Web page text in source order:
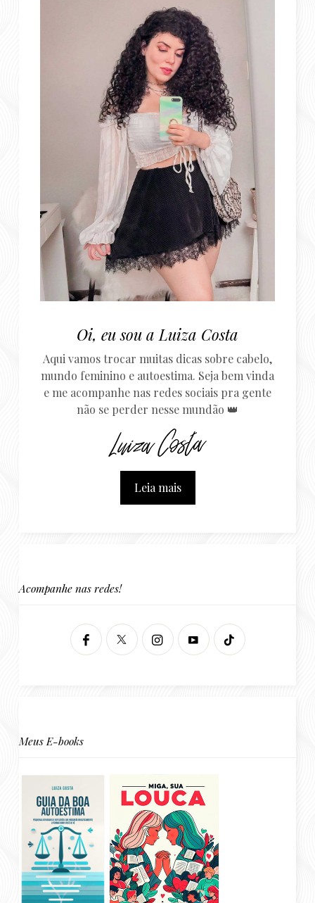
Oi, eu sou a Luiza Costa
Aqui vamos trocar muitas dicas sobre cabelo,
mundo feminino e autoestima. Seja bem vinda
e me acompanhe nas redes sociais pra gente
não se perder nesse mundão 👑
Leia mais
Acompanhe nas redes!
Meus E-books